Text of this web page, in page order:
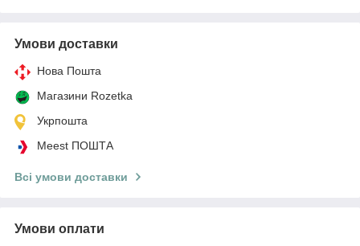
Умови доставки
Нова Пошта
Магазини Rozetka
Укрпошта
Meest ПОШТА
Всі умови доставки
Умови оплати